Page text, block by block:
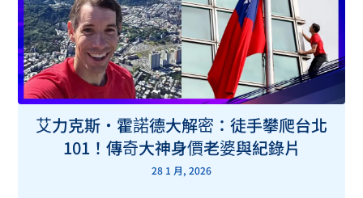
艾力克斯・霍諾德大解密：徒手攀爬台北
101！傳奇大神身價老婆與紀錄片
28 1 月, 2026